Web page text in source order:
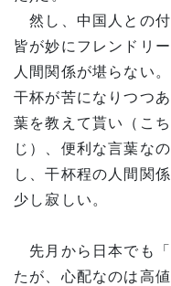
然し、中国人との付
皆が妙にフレンドリ
人間関係が堪らない
干杯が苦になりつつ
葉を教えて貰い（こ
じ）、便利な言葉な
し、干杯程の人間関
少し寂しい。
先月から日本でも「
たが、心配なのは高